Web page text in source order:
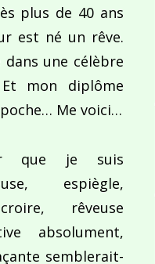
fêtes de fin d’année
plus de 40 ans
est né un rêve.
une célèbre
mon diplôme
Me voici…
que je suis
espiègle,
rêveuse
absolument,
semblerait-